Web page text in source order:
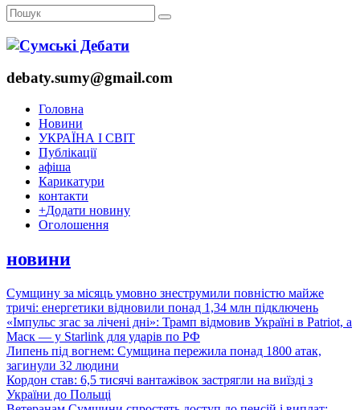
debaty.sumy@gmail.com
Головна
Новини
УКРАЇНА І СВІТ
Публікації
афіша
Карикатури
контакти
+Додати новину
Оголошення
новини
Сумщину за місяць умовно знеструмили повністю майже
тричі: енергетики відновили понад 1,34 млн підключень
«Імпульс згас за лічені дні»: Трамп відмовив Україні в Patriot, а
Маск — у Starlink для ударів по РФ
Липень під вогнем: Сумщина пережила понад 1800 атак,
загинули 32 людини
Кордон став: 6,5 тисячі вантажівок застрягли на виїзді з
України до Польщі